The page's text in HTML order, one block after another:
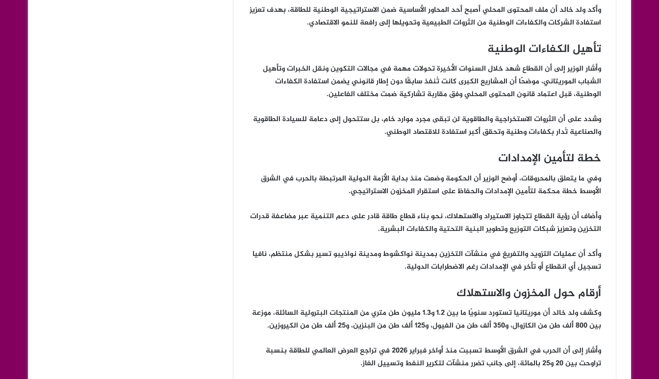
وأكد ولد خالد أن ملف المحتوى المحلي أصبح أحد المحاور الأساسية ضمن الاستراتيجية الوطنية للطاقة، بهدف تعزيز
استفادة الشركات والكفاءات الوطنية من الثروات الطبيعية وتحويلها إلى رافعة للنمو الاقتصادي.
تأهيل الكفاءات الوطنية
وأشار الوزير إلى أن القطاع شهد خلال السنوات الأخيرة تحولات مهمة في مجالات التكوين ونقل الخبرات وتأهيل
الشباب الموريتاني، موضحًا أن المشاريع الكبرى كانت تُنفذ سابقًا دون إطار قانوني يضمن استفادة الكفاءات
الوطنية، قبل اعتماد قانون المحتوى المحلي وفق مقاربة تشاركية ضمت مختلف الفاعلين.
وشدد على أن الثروات الاستخراجية والطاقوية لن تبقى مجرد موارد خام، بل ستتحول إلى دعامة للسيادة الطاقوية
والصناعية تُدار بكفاءات وطنية وتحقق أكبر استفادة للاقتصاد الوطني.
خطة لتأمين الإمدادات
وفي ما يتعلق بالمحروقات، أوضح الوزير أن الحكومة وضعت منذ بداية الأزمة الدولية المرتبطة بالحرب في الشرق
الأوسط خطة محكمة لتأمين الإمدادات والحفاظ على استقرار المخزون الاستراتيجي.
وأضاف أن رؤية القطاع تتجاوز الاستيراد والاستهلاك، نحو بناء قطاع طاقة قادر على دعم التنمية عبر مضاعفة قدرات
التخزين وتعزيز شبكات التوزيع وتطوير البنية التحتية والكفاءات البشرية.
وأكد أن عمليات التزويد والتفريغ في منشآت التخزين بمدينة نواكشوطومدينة نواذيبوتسير بشكل منتظم، نافيا
تسجيل أي انقطاع أو تأخر في الإمدادات رغم الاضطرابات الدولية.
أرقام حول المخزون والاستهلاك
وكشف ولد خالد أن موريتانيا تستورد سنويًا ما بين 1.2 و1.3 مليون طن متري من المنتجات البترولية السائلة، موزعة
بين 800 ألف طن من الكازوال، و350 ألف طن من الفيول، و125 ألف طن من البنزين، و25 ألف طن من الكيروزين.
وأشار إلى أن الحرب في الشرق الأوسط تسببت منذ أواخر فبراير 2026 في تراجع العرض العالمي للطاقة بنسبة
تراوحت بين 20 و25 بالمائة، إلى جانب تضرر منشآت لتكرير النفط وتسييل الغاز.